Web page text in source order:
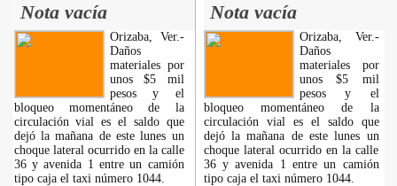
Nota vacía Nota vacía
Orizaba, Ver.-
Daños
materiales por
unos $5 mil
pesos y el
bloqueo momentáneo de la
circulación vial es el saldo que
dejó la mañana de este lunes un
choque lateral ocurrido en la calle
36 y avenida 1 entre un camión
tipo caja el taxi número 1044.
Orizaba, Ver.-
Daños
materiales por
unos $5 mil
pesos y el
bloqueo momentáneo de la
circulación vial es el saldo que
dejó la mañana de este lunes un
choque lateral ocurrido en la calle
36 y avenida 1 entre un camión
tipo caja el taxi número 1044.